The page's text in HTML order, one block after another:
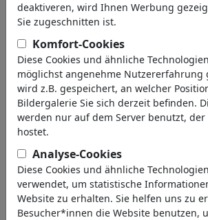
Bilder gefunden:
Theresa May. Jean-
Claude Junker.
deaktiveren, wird Ihnen Werbung
Sie zugeschnitten ist.
Komfort-Cookies
Diese Cookies und ähnliche
möglichst angenehme Nutzererfahrung
wird z.B. gespeichert, an welcher
Bildergalerie Sie sich derzeit befinden.
werden nur auf dem Server benutzt, der
hostet.
Analyse-Cookies
Diese Cookies und ähnliche
verwendet, um statistische
Website zu erhalten. Sie helfen uns zu
Besucher*innen die Website benutzen,